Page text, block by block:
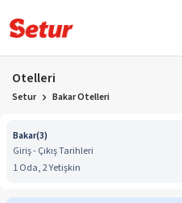
Otelleri
Setur Bakar Otelleri
Bakar(3)
Giriş - Çıkış Tarihleri
1 Oda, 2 Yetişkin